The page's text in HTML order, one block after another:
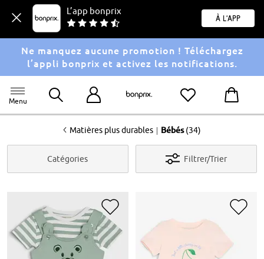
L’app bonprix
À l'app
Ne manquez aucune promotion ! Téléchargez
l’appli bonprix et activez les notifications.
Menu
<Matières plus durables | Bébés (34)
Catégories Filtrer/Trier